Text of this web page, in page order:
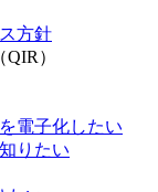
方針
）
電子化したい
りたい